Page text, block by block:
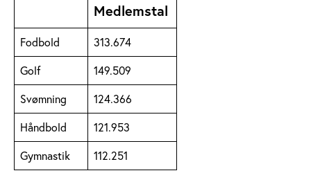
Medlemstal
Fodbold
313.674
Golf
149.509
Svømning
124.366
Håndbold
121.953
Gymnastik
112.251